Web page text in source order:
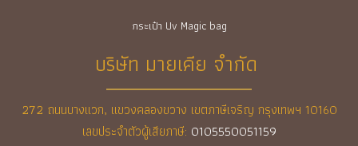
กระเป๋า Uv Magic bag
บริษัท มายเคีย จำกัด
272 ถนนบางแวก, แขวงคลองขวาง เขตภาษีเจริญ กรุงเทพฯ 10160
เลขประจำตัวผู้เสียภาษี: 0105550051159